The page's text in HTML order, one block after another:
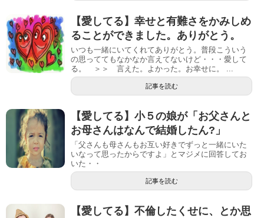
【愛してる】幸せと有難さをかみしめ
ることができました。ありがとう。
いつも一緒にいてくれてありがとう。普段こういう
の思っててもなかなか言えてないけど・・・愛して
る。 ＞＞ 言えた。よかった。お幸せに。 ...
記事を読む
【愛してる】小５の娘が「お父さんと
お母さんはなんで結婚したん?」
「父さんも母さんもお互い好きでずっと一緒にいた
いなって思ったからですよ」とマジメに回答してお
いた・・
記事を読む
【愛してる】不倫したくせに、とか思